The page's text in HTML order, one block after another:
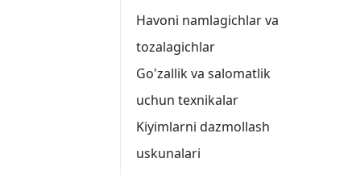
Havoni namlagichlar va
tozalagichlar
Go'zallik va salomatlik
uchun texnikalar
Kiyimlarni dazmollash
uskunalari